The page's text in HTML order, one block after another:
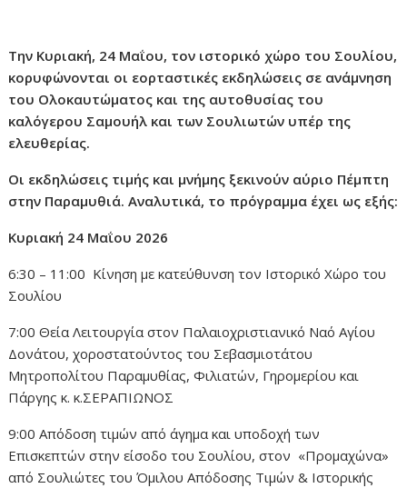
Την Κυριακή, 24 Μαΐου, τον ιστορικό χώρο του Σουλίου,
κορυφώνονται οι εορταστικές εκδηλώσεις σε ανάμνηση
του Ολοκαυτώματος και της αυτοθυσίας του
καλόγερου Σαμουήλ και των Σουλιωτών υπέρ της
ελευθερίας.
Οι εκδηλώσεις τιμής και μνήμης ξεκινούν αύριο Πέμπτη
στην Παραμυθιά. Αναλυτικά, το πρόγραμμα έχει ως εξής:
Κυριακή 24 Μαΐου 2026
6:30 – 11:00 Κίνηση με κατεύθυνση τον Ιστορικό Χώρο του
Σουλίου
7:00 Θεία Λειτουργία στον Παλαιοχριστιανικό Ναό Αγίου
Δονάτου, χοροστατούντος του Σεβασμιοτάτου
Μητροπολίτου Παραμυθίας, Φιλιατών, Γηρομερίου και
Πάργης κ. κ.ΣΕΡΑΠΙΩΝΟΣ
9:00 Απόδοση τιμών από άγημα και υποδοχή των
Επισκεπτών στην είσοδο του Σουλίου, στον «Προμαχώνα»
από Σουλιώτες του Όμιλου Απόδοσης Τιμών & Ιστορικής